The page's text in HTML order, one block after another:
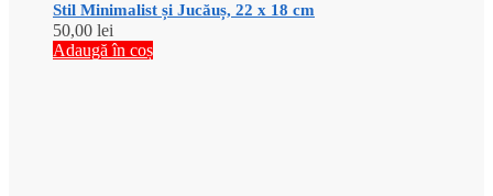
Stil Minimalist și Jucăuș, 22 x 18 cm
50,00 lei
Adaugă în coș